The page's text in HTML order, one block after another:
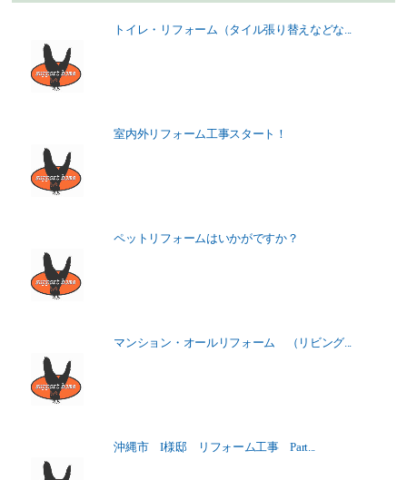
トイレ・リフォーム（タイル張り替えなどな...
室内外リフォーム工事スタート！
ペットリフォームはいかがですか？
マンション・オールリフォーム （リビング...
沖縄市 I様邸 リフォーム工事 Part...